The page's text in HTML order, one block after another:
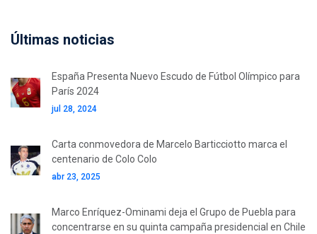
Últimas noticias
España Presenta Nuevo Escudo de Fútbol Olímpico para
París 2024
jul 28, 2024
Carta conmovedora de Marcelo Barticciotto marca el
centenario de Colo Colo
abr 23, 2025
Marco Enríquez-Ominami deja el Grupo de Puebla para
concentrarse en su quinta campaña presidencial en Chile